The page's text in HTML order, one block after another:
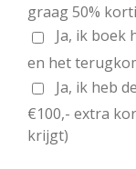
graag 50%
Ja, ik boek
en het
Ja, ik heb
€100,- extra
krijgt)